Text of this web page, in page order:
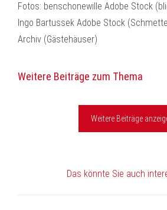
Fotos: benschonewille Adobe Stock
Ingo Bartussek Adobe Stock
Archiv (Gästehäuser)
Weitere Beiträge zum Thema
Weitere Beiträge
Das könnte Sie auch